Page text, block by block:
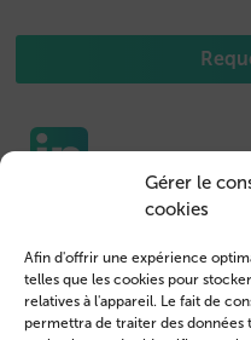
Gérer le
cookies
Afin d'offrir une expérience
telles que les cookies pour
relatives à l'appareil. Le fait de
permettra de traiter des
Housse de Tablet
Devenir revendeur